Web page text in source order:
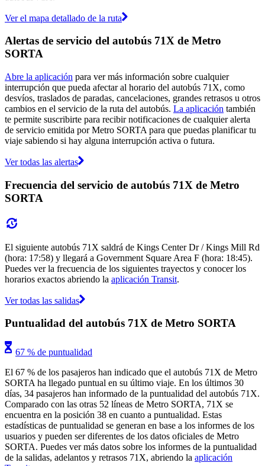
Ver el mapa detallado de la ruta
Alertas de servicio del autobús 71X de Metro
SORTA
Abre la aplicación para ver más información sobre cualquier
interrupción que pueda afectar al horario del autobús 71X, como
desvíos, traslados de paradas, cancelaciones, grandes retrasos u otros
cambios en el servicio de la ruta del autobús. La aplicación también
te permite suscribirte para recibir notificaciones de cualquier alerta
de servicio emitida por Metro SORTA para que puedas planificar tu
viaje sabiendo si hay alguna interrupción activa o futura.
Ver todas las alertas
Frecuencia del servicio de autobús 71X de Metro
SORTA
El siguiente autobús 71X saldrá de Kings Center Dr / Kings Mill Rd
(hora: 17:58) y llegará a Government Square Area F (hora: 18:45).
Puedes ver la frecuencia de los siguientes trayectos y conocer los
horarios exactos abriendo la aplicación Transit.
Ver todas las salidas
Puntualidad del autobús 71X de Metro SORTA
67 % de puntualidad
El 67 % de los pasajeros han indicado que el autobús 71X de Metro
SORTA ha llegado puntual en su último viaje. En los últimos 30
días, 34 pasajeros han informado de la puntualidad del autobús 71X.
Comparado con las otras 52 líneas de Metro SORTA, 71X se
encuentra en la posición 38 en cuanto a puntualidad. Estas
estadísticas de puntualidad se generan en base a los informes de los
usuarios y pueden ser diferentes de los datos oficiales de Metro
SORTA. Puedes ver más datos sobre los informes de la puntualidad
de la salidas, adelantos y retrasos 71X, abriendo la aplicación